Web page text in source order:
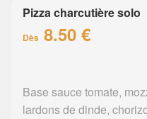
Pizza charcutière solo
Dès 8.50 €
Base sauce tomate,
lardons de dinde,